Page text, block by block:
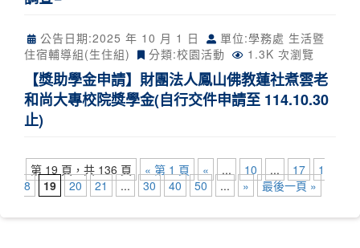
公告日期:2025 年 10 月 1 日
單位:學務處 生活暨
住宿輔導組(生住組)
分類:校園活動 1.3K 次瀏覽
【獎助學金申請】財團法人鳳山佛教蓮社煮雲老
和尚大專校院獎學金(自行交件申請至 114.10.30
止)
第 19 頁，共 136 頁 « 第 1 頁 « ... 10 ... 17
1
8
19 20 21 ... 30 40 50 ... » 最後一頁 »